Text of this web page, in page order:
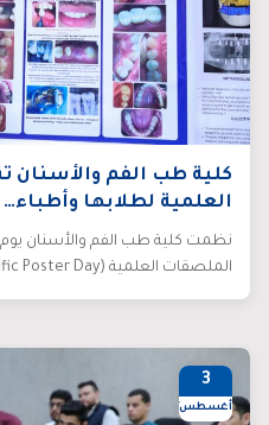
كلية طب الفم والأسنان
العلمية لطلابها وأطباء…
الملصقات العلمية (Scientific Poster Day)،…
3
أغسطس/26